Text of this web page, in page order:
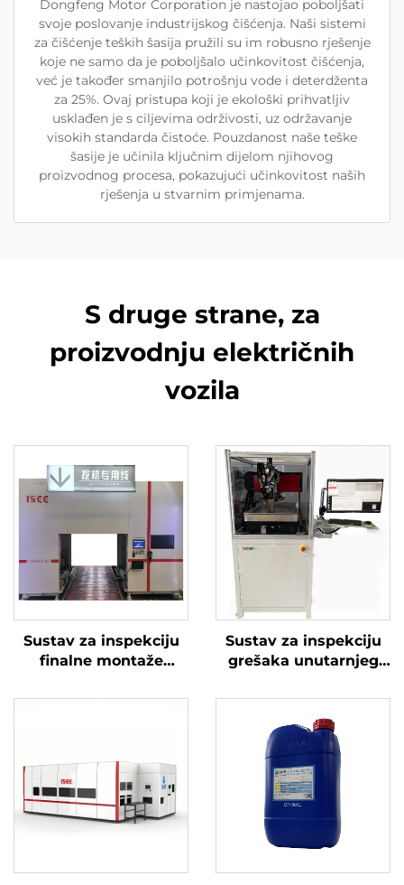
Dongfeng Motor Corporation je nastojao poboljšati
svoje poslovanje industrijskog čišćenja. Naši sistemi
za čišćenje teških šasija pružili su im robusno rješenje
koje ne samo da je poboljšalo učinkovitost čišćenja,
već je također smanjilo potrošnju vode i deterdženta
za 25%. Ovaj pristupa koji je ekološki prihvatljiv
usklađen je s ciljevima održivosti, uz održavanje
visokih standarda čistoće. Pouzdanost naše teške
šasije je učinila ključnim dijelom njihovog
proizvodnog procesa, pokazujući učinkovitost naših
rješenja u stvarnim primjenama.
S druge strane, za
proizvodnju električnih
vozila
Sustav za inspekciju
finalne montaže
Sustav za inspekciju
grešaka unutarnjeg